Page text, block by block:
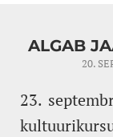
ALGAB
20.
23.